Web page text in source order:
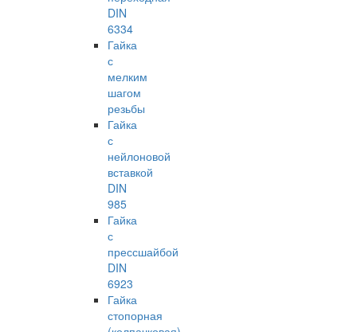
DIN
6334
Гайка
с
мелким
шагом
резьбы
Гайка
с
нейлоновой
вставкой
DIN
985
Гайка
с
прессшайбой
DIN
6923
Гайка
стопорная